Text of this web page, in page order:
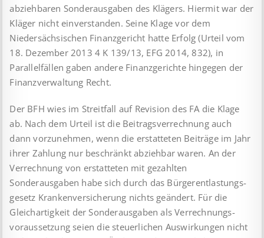
ab­zieh­baren Sonderausgaben des Klägers. Hiermit war der
Kläger nicht einverstanden. Seine Klage vor dem
Niedersächsischen Finanz­gericht hatte Erfolg (Urteil vom
18. Dezember 2013 4 K 139/13, EFG 2014, 832), in
Parallelfällen gaben andere Finanzgerichte hingegen der
Finanzverwaltung Recht.
Der BFH wies im Streitfall auf Revision des FA die Klage
ab. Nach dem Urteil ist die Beitragsverrechnung auch
dann vorzunehmen, wenn die erstatteten Beiträge im Jahr
ihrer Zahlung nur be­schränkt abziehbar waren. An der
Verrechnung von erstatteten mit gezahlten
Sonderausgaben habe sich durch das Bürger­ent­las­tungs­
gesetz Krankenversicherung nichts geändert. Für die
Gleichartigkeit der Sonderausgaben als Verrechnungs­
voraus­set­zung seien die steuerlichen Auswirkungen nicht